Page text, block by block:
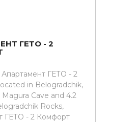
ГЕТО - 2
ГЕТО - 2
in Belogradchik,
Cave and 4.2
Rocks,
ГЕТО - 2 Комфорт